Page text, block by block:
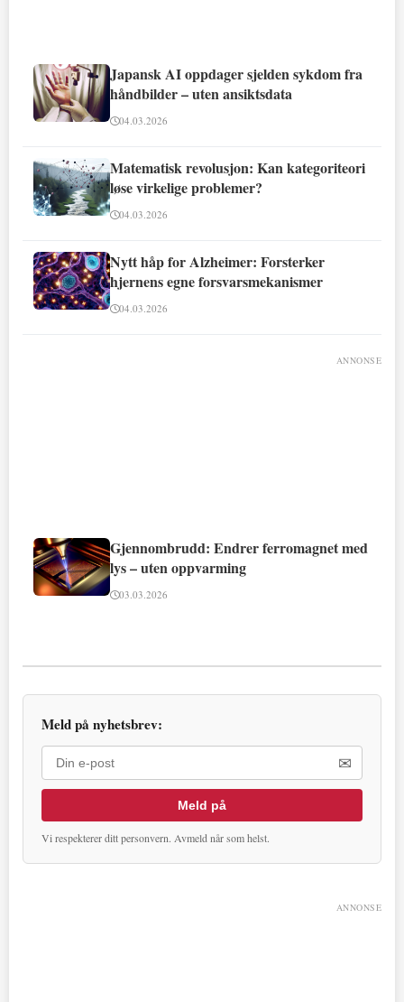
Japansk AI oppdager sjelden sykdom fra
håndbilder – uten ansiktsdata
04.03.2026
Matematisk revolusjon: Kan kategoriteori
løse virkelige problemer?
04.03.2026
Nytt håp for Alzheimer: Forsterker
hjernens egne forsvarsmekanismer
04.03.2026
ANNONSE
Gjennombrudd: Endrer ferromagnet med
lys – uten oppvarming
03.03.2026
Meld på nyhetsbrev:
✉
Meld på
Vi respekterer ditt personvern. Avmeld når som helst.
ANNONSE